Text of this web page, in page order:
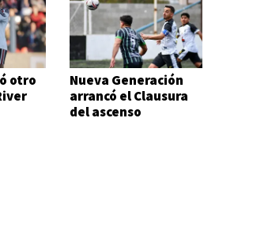
otro
Nueva Generación
arrancó el Clausura
del ascenso